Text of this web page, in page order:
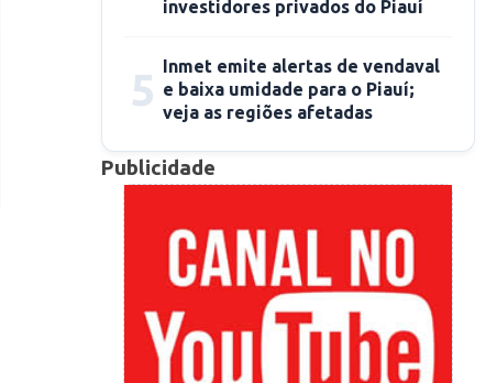
investidores privados do Piauí
5 Inmet emite alertas de vendaval
e baixa umidade para o Piauí;
veja as regiões afetadas
Publicidade